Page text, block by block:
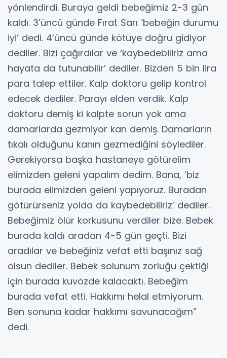
yönlendirdi. Buraya geldi bebeğimiz 2-3 gün
kaldı. 3’üncü günde Fırat Sarı ‘bebeğin durumu
iyi’ dedi. 4’üncü günde kötüye doğru gidiyor
dediler. Bizi çağırdılar ve ‘kaybedebiliriz ama
hayata da tutunabilir’ dediler. Bizden 5 bin lira
para talep ettiler. Kalp doktoru gelip kontrol
edecek dediler. Parayı elden verdik. Kalp
doktoru demiş ki kalpte sorun yok ama
damarlarda gezmiyor kan demiş. Damarların
tıkalı olduğunu kanın gezmediğini söylediler.
Gerekiyorsa başka hastaneye götürelim
elimizden geleni yapalım dedim. Bana, ‘biz
burada elimizden geleni yapıyoruz. Buradan
götürürseniz yolda da kaybedebiliriz’ dediler.
Bebeğimiz ölür korkusunu verdiler bize. Bebek
burada kaldı aradan 4-5 gün geçti. Bizi
aradılar ve bebeğiniz vefat etti başınız sağ
olsun dediler. Bebek solunum zorluğu çektiği
için burada kuvözde kalacaktı. Bebeğim
burada vefat etti. Hakkımı helal etmiyorum.
Ben sonuna kadar hakkımı savunacağım”
dedi.